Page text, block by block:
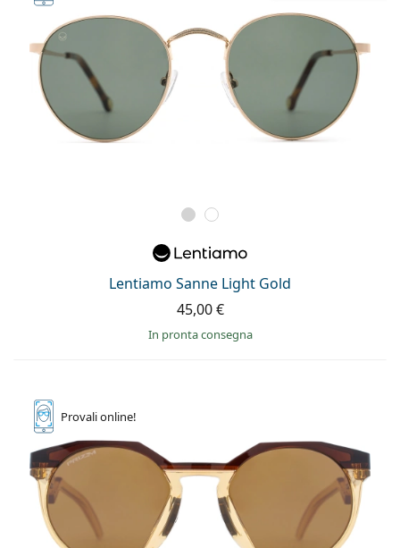
Lentiamo Sanne Light Gold
45,00 €
in pronta consegna
Provalionline!